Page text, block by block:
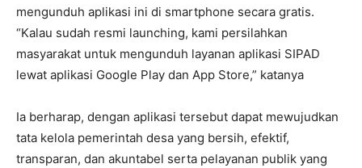
mengunduh aplikasi ini di smartphone secara gratis.
“Kalau sudah resmi launching, kami persilahkan
masyarakat untuk mengunduh layanan aplikasi SIPAD
lewat aplikasi Google Play dan App Store,” katanya
Ia berharap, dengan aplikasi tersebut dapat mewujudkan
tata kelola pemerintah desa yang bersih, efektif,
transparan, dan akuntabel serta pelayanan publik yang